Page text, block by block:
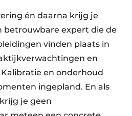
én daarna krijg je
betrouwbare expert die de
vinden plaats in
en
en onderhoud
ingepland. En als
je geen